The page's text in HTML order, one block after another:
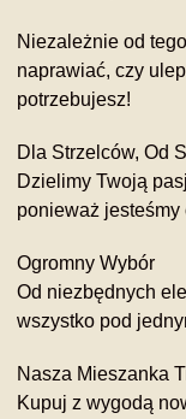
Niezależnie od
naprawiać, czy
potrzebujesz!
Dla Strzelców, Od
Dzielimy Twoją
ponieważ jesteśmy
Ogromny Wybór
Od niezbędnych
wszystko pod
Nasza Mieszanka
Kupuj z wygodą